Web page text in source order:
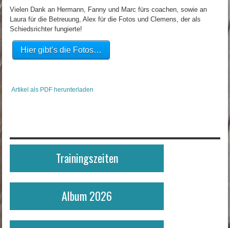
Vielen Dank an Hermann, Fanny und Marc fürs coachen, sowie an
Laura für die Betreuung, Alex für die Fotos und Clemens, der als
Schiedsrichter fungierte!
Hier gibt’s die Fotos…
Artikel als PDF herunterladen
Trainingszeiten
Album 2026